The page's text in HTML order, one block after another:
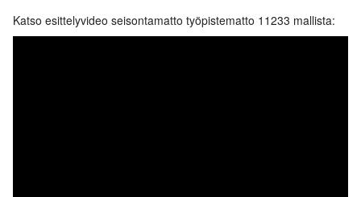
Katso esittelyvideo seisontamatto työpistematto 11233 mallista: